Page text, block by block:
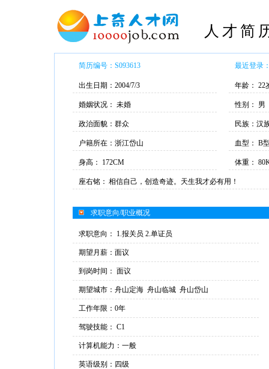
人才简
简历编号：S093613 最近登录
出生日期：2004/7/3 年龄： 22
婚姻状况： 未婚 性别： 男
政治面貌：群众 民族：汉
户籍所在：浙江岱山 血型： B
身高： 172CM 体重：
座右铭： 相信自己，创造奇迹。天生我才必有用！
求职意向/职业概况
求职意向： 1.报关员 2.单证员
期望月薪：面议
到岗时间： 面议
期望城市：舟山定海 舟山临城 舟山岱山
工作年限：0年
驾驶技能： C1
计算机能力：一般
英语级别：四级